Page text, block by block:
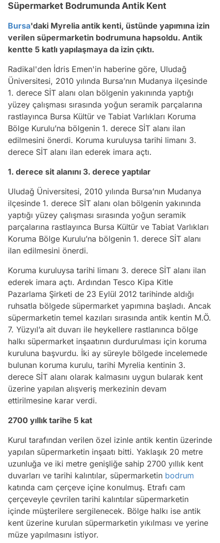
Süpermarket Bodrumunda Antik Kent
Bursa'daki Myrelia antik kenti, üstünde yapımına izin
verilen süpermarketin bodrumuna hapsoldu. Antik
kentte 5 katlı yapılaşmaya da izin çıktı.
Radikal'den İdris Emen'in haberine göre, Uludağ
Üniversitesi, 2010 yılında Bursa’nın Mudanya ilçesinde
1. derece SİT alanı olan bölgenin yakınında yaptığı
yüzey çalışması sırasında yoğun seramik parçalarına
rastlayınca Bursa Kültür ve Tabiat Varlıkları Koruma
Bölge Kurulu’na bölgenin 1. derece SİT alanı ilan
edilmesini önerdi. Koruma kuruluysa tarihi limanı 3.
derece SİT alanı ilan ederek imara açtı.
1. derece sit alanını 3. derece yaptılar
Uludağ Üniversitesi, 2010 yılında Bursa’nın Mudanya
ilçesinde 1. derece SİT alanı olan bölgenin yakınında
yaptığı yüzey çalışması sırasında yoğun seramik
parçalarına rastlayınca Bursa Kültür ve Tabiat Varlıkları
Koruma Bölge Kurulu’na bölgenin 1. derece SİT alanı
ilan edilmesini önerdi.
Koruma kuruluysa tarihi limanı 3. derece SİT alanı ilan
ederek imara açtı. Ardından Tesco Kipa Kitle
Pazarlama Şirketi de 23 Eylül 2012 tarihinde aldığı
ruhsatla bölgede süpermarket yapımına başladı. Ancak
süpermarketin temel kazıları sırasında antik kentin M.Ö.
7. Yüzyıl’a ait duvarı ile heykellere rastlanınca bölge
halkı süpermarket inşaatının durdurulması için koruma
kuruluna başvurdu. İki ay süreyle bölgede incelemede
bulunan koruma kurulu, tarihi Myrelia kentinin 3.
derece SİT alanı olarak kalmasını uygun bularak kent
üzerine yapılan alışveriş merkezinin devam
ettirilmesine karar verdi.
2700 yıllık tarihe 5 kat
Kurul tarafından verilen özel izinle antik kentin üzerinde
yapılan süpermarketin inşaatı bitti. Yaklaşık 20 metre
uzunluğa ve iki metre genişliğe sahip 2700 yıllık kent
duvarları ve tarihi kalıntılar, süpermarketin bodrum
katında cam çerçeve içine konulmuş. Etrafı cam
çerçeveyle çevrilen tarihi kalıntılar süpermarketin
içinde müşterilere sergilenecek. Bölge halkı ise antik
kent üzerine kurulan süpermarketin yıkılması ve yerine
müze yapılmasını istiyor.